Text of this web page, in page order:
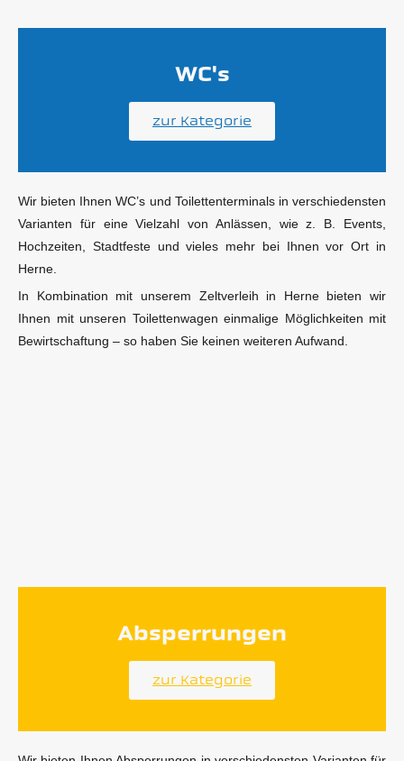
WC's
zur Kategorie
Wir bieten Ihnen WC’s und Toilettenterminals in verschiedensten
Varianten für eine Vielzahl von Anlässen, wie z. B. Events,
Hochzeiten, Stadtfeste und vieles mehr bei Ihnen vor Ort in
Herne.
In Kombination mit unserem Zeltverleih in Herne bieten wir
Ihnen mit unseren Toilettenwagen einmalige Möglichkeiten mit
Bewirtschaftung – so haben Sie keinen weiteren Aufwand.
Absperrungen
zur Kategorie